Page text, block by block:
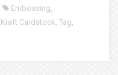
Embossing,
Kraft Cardstock, Tag,